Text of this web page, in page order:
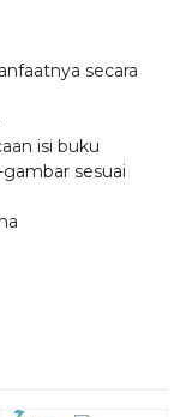
secara
isi buku
sesuai